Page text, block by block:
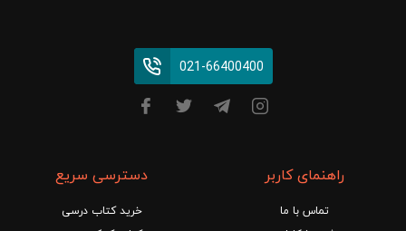
021-66400400
راهنمای کاربر
تماس با ما
دسترسی سریع
خرید کتاب درسی